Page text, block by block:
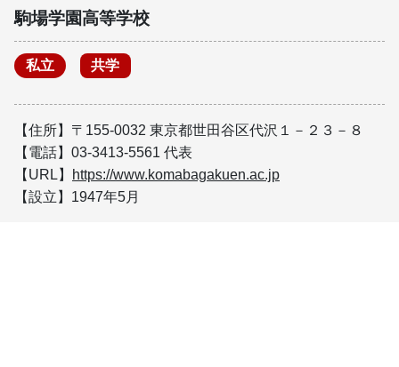
駒場学園高等学校
私立 共学
【住所】〒155-0032 東京都世田谷区代沢１－２３－８
【電話】03-3413-5561 代表
【URL】
https://www.komabagakuen.ac.jp
【設立】1947年5月